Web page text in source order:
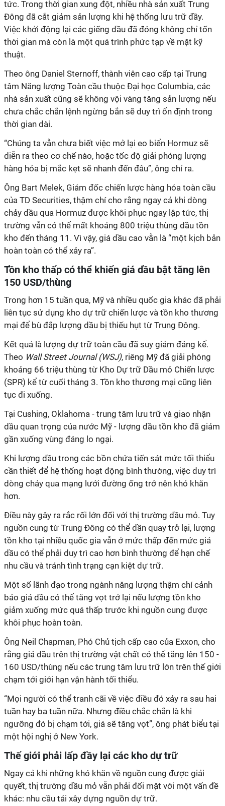
tức. Trong thời gian xung đột, nhiều nhà sản xuất Trung
Đông đã cắt giảm sản lượng khi hệ thống lưu trữ đầy.
Việc khởi động lại các giếng dầu đã đóng không chỉ tốn
thời gian mà còn là một quá trình phức tạp về mặt kỹ
thuật.
Theo ông Daniel Sternoff, thành viên cao cấp tại Trung
tâm Năng lượng Toàn cầu thuộc Đại học Columbia, các
nhà sản xuất cũng sẽ không vội vàng tăng sản lượng nếu
chưa chắc chắn lệnh ngừng bắn sẽ duy trì ổn định trong
thời gian dài.
“Chúng ta vẫn chưa biết việc mở lại eo biển Hormuz sẽ
diễn ra theo cơ chế nào, hoặc tốc độ giải phóng lượng
hàng hóa bị mắc kẹt sẽ nhanh đến đâu”, ông chỉ ra.
Ông Bart Melek, Giám đốc chiến lược hàng hóa toàn cầu
của TD Securities, thậm chí cho rằng ngay cả khi dòng
chảy dầu qua Hormuz được khôi phục ngay lập tức, thị
trường vẫn có thể mất khoảng 800 triệu thùng dầu tồn
kho đến tháng 11. Vì vậy, giá dầu cao vẫn là “một kịch bản
hoàn toàn có thể xảy ra”.
Tồn kho thấp có thể khiến giá dầu bật tăng lên
150 USD/thùng
Trong hơn 15 tuần qua, Mỹ và nhiều quốc gia khác đã phải
liên tục sử dụng kho dự trữ chiến lược và tồn kho thương
mại để bù đắp lượng dầu bị thiếu hụt từ Trung Đông.
Kết quả là lượng dự trữ toàn cầu đã suy giảm đáng kể.
Theo Wall Street Journal (WSJ), riêng Mỹ đã giải phóng
khoảng 66 triệu thùng từ Kho Dự trữ Dầu mỏ Chiến lược
(SPR) kể từ cuối tháng 3. Tồn kho thương mại cũng liên
tục đi xuống.
Tại Cushing, Oklahoma - trung tâm lưu trữ và giao nhận
dầu quan trọng của nước Mỹ - lượng dầu tồn kho đã giảm
gần xuống vùng đáng lo ngại.
Khi lượng dầu trong các bồn chứa tiến sát mức tối thiểu
cần thiết để hệ thống hoạt động bình thường, việc duy trì
dòng chảy qua mạng lưới đường ống trở nên khó khăn
hơn.
Điều này gây ra rắc rối lớn đối với thị trường dầu mỏ. Tuy
nguồn cung từ Trung Đông có thể dần quay trở lại, lượng
tồn kho tại nhiều quốc gia vẫn ở mức thấp đến mức giá
dầu có thể phải duy trì cao hơn bình thường để hạn chế
nhu cầu và tránh tình trạng cạn kiệt dự trữ.
Một số lãnh đạo trong ngành năng lượng thậm chí cảnh
báo giá dầu có thể tăng vọt trở lại nếu lượng tồn kho
giảm xuống mức quá thấp trước khi nguồn cung được
khôi phục hoàn toàn.
Ông Neil Chapman, Phó Chủ tịch cấp cao của Exxon, cho
rằng giá dầu trên thị trường vật chất có thể tăng lên 150 -
160 USD/thùng nếu các trung tâm lưu trữ lớn trên thế giới
chạm tới giới hạn vận hành tối thiểu.
“Mọi người có thể tranh cãi về việc điều đó xảy ra sau hai
tuần hay ba tuần nữa. Nhưng điều chắc chắn là khi
ngưỡng đó bị chạm tới, giá sẽ tăng vọt”, ông phát biểu tại
một hội nghị ở New York.
Thế giới phải lấp đầy lại các kho dự trữ
Ngay cả khi những khó khăn về nguồn cung được giải
quyết, thị trường dầu mỏ vẫn phải đối mặt với một vấn đề
khác: nhu cầu tái xây dựng nguồn dự trữ.